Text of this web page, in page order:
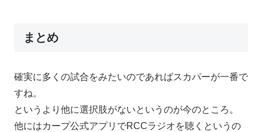
まとめ
確実に多くの試合をみたいのであればスカパーが一番で
すね。
というより他に選択肢がないというのが今のところ。
他にはカープ公式アプリでRCCラジオを聴くというの